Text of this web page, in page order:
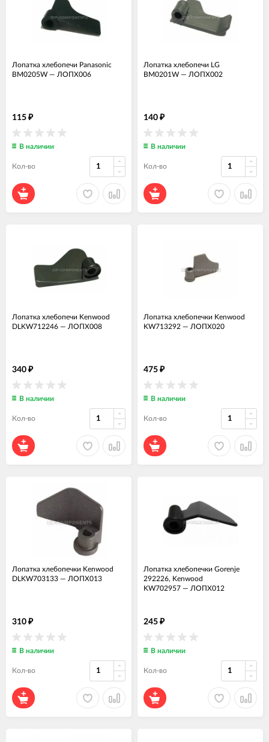
Лопатка хлебопечи Panasonic
BM0205W — ЛОПХ006
115 ₽
В наличии
Кол-во
Лопатка хлебопечи LG
BM0201W — ЛОПХ002
140 ₽
В наличии
Кол-во
Лопатка хлебопечи Kenwood
DLKW712246 — ЛОПХ008
340 ₽
В наличии
Кол-во
Лопатка хлебопечки Kenwood
KW713292 — ЛОПХ020
475 ₽
В наличии
Кол-во
Лопатка хлебопечки Kenwood
DLKW703133 — ЛОПХ013
310 ₽
В наличии
Кол-во
Лопатка хлебопечки Gorenje
292226, Kenwood
KW702957 — ЛОПХ012
245 ₽
В наличии
Кол-во